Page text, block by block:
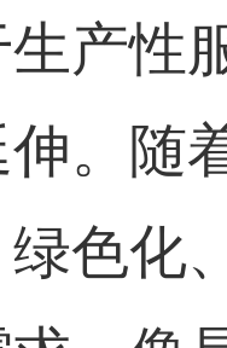
生产性
。随
色化